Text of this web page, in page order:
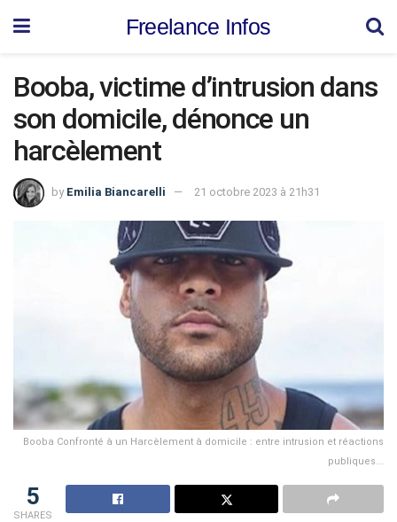
Freelance Infos
Booba, victime d’intrusion dans
son domicile, dénonce un
harcèlement
by Emilia Biancarelli 21 octobre 2023 à 21h31
Booba Confronté à un Harcèlement à domicile : entre intrusion et réactions
publiques...
5
SHARES